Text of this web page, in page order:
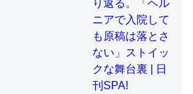
ルシウムを大量に使う脊椎動物と貝